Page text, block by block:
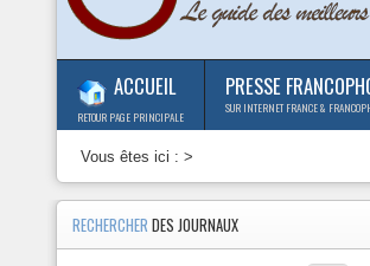
ACCUEIL
RETOUR PAGE PRINCIPALE
PRESSE
SUR INTERNET FRANCE &
Vous êtes ici :>
RECHERCHERDES JOURNAUX